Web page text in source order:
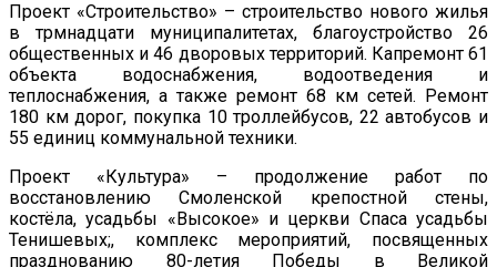
Проект «Строительство» – строительство нового жилья
в трмнадцати муниципалитетах, благоустройство 26
общественных и 46 дворовых территорий. Капремонт 61
объекта водоснабжения, водоотведения и
теплоснабжения, а также ремонт 68 км сетей. Ремонт
180 км дорог, покупка 10 троллейбусов, 22 автобусов и
55 единиц коммунальной техники.
Проект «Культура» – продолжение работ по
восстановлению Смоленской крепостной стены,
костёла, усадьбы «Высокое» и церкви Спаса усадьбы
Тенишевых;, комплекс мероприятий, посвященных
празднованию 80-летия Победы в Великой